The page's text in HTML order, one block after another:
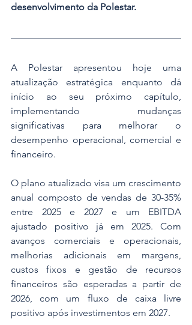
desenvolvimento da Polestar.
A Polestar apresentou hoje uma
atualização estratégica enquanto dá
início ao seu próximo capítulo,
implementando mudanças
significativas para melhorar o
desempenho operacional, comercial e
financeiro.
O plano atualizado visa um crescimento
anual composto de vendas de 30-35%
entre 2025 e 2027 e um EBITDA
ajustado positivo já em 2025. Com
avanços comerciais e operacionais,
melhorias adicionais em margens,
custos fixos e gestão de recursos
financeiros são esperadas a partir de
2026, com um fluxo de caixa livre
positivo após investimentos em 2027.